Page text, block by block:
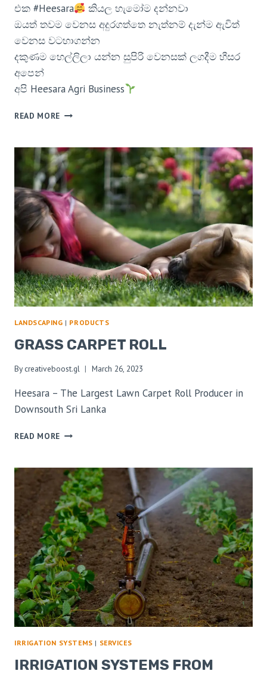
එක #Heesara
කියල හැමෝම දන්නවා
ඔයත් තවම වෙනස අදුරගත්තෙ නැත්නම් දැන්ම ඇවිත්
වෙනස වටහාගන්න
දකුණම හෙල්ලිලා යන්න සුපිරි වෙනසක් ලගදීම හීසර
අපෙන්
අපි Heesara Agri Business
READ MORE
LANDSCAPING | PRODUCTS
GRASS CARPET ROLL
Bycreativeboost.gl March 26, 2023
Heesara – The Largest Lawn Carpet Roll Producer in
Downsouth Sri Lanka
READ MORE
IRRIGATION SYSTEMS | SERVICES
IRRIGATION SYSTEMS FROM